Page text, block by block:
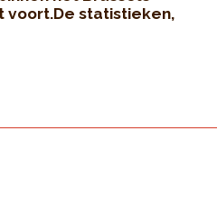
statistieken,